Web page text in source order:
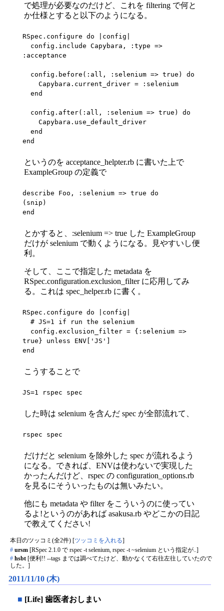
で処理が必要なのだけど、これを filtering で何と
か仕様とすると以下のようになる。
RSpec.configure do |config|
:acceptance
end
というのを acceptance_helpter.rb に書いた上で
ExampleGroup の定義で
describe Foo, :selenium => true do
(snip)
end
とかすると、:selenium => true した ExampleGroup
だけが selenium で動くようになる。見やすいし便
利。
そして、ここで指定した metadata を
RSpec.configuration.exclusion_filter に応用してみ
る。これは spec_helper.rb に書く。
RSpec.configure do |config|
true} unless ENV['JS']
end
こうすることで
JS=1 rspec spec
した時は selenium を含んだ spec が全部流れて、
rspec spec
だけだと selenium を除外した spec が流れるよう
になる。できれば、ENVは使わないで実現した
かったんだけど、rspec の configuration_options.rb
を見るにそういったものは無いみたい。
他にも metadata や filter をこういうのに使ってい
るよ!というのがあれば asakusa.rb やどこかの日記
で教えてください!
本日のツッコミ(全2件) [ツッコミを入れる]
# ursm [RSpec 2.1.0 で rspec -t selenium, rspec -t ~selenium という指定が..]
# hsbt [便利!! --tags までは調べてたけど、動かなくて右往左往していたので
した。]
2011/11/10 (木)
■ [Life] 歯医者おしまい